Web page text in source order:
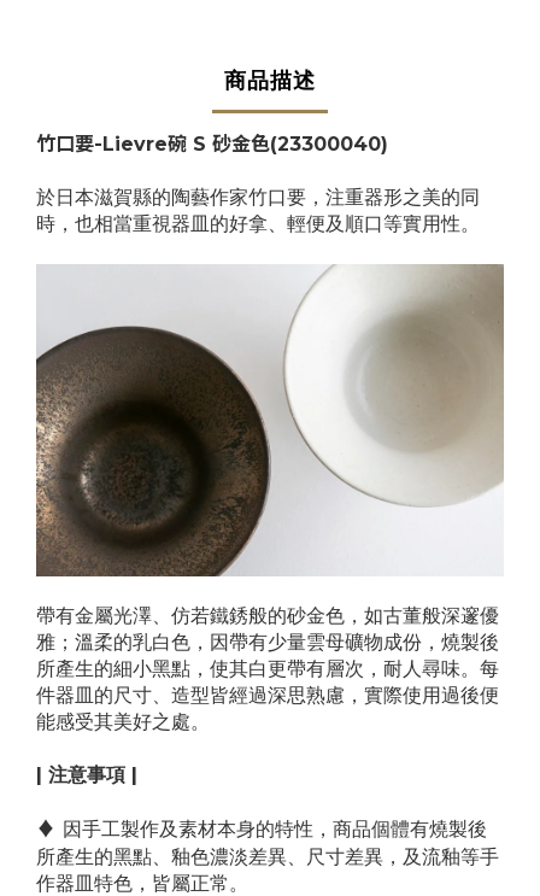
商品描述
竹口要-Lievre碗 S 砂金色(23300040)
於日本滋賀縣的陶藝作家竹口要，注重器形之美的同
時，也相當重視器皿的好拿、輕便及順口等實用性。
帶有金屬光澤、仿若鐵銹般的砂金色，如古董般深邃優
雅；溫柔的乳白色，因帶有少量雲母礦物成份，燒製後
所產生的細小黑點，使其白更帶有層次，耐人尋味。 每
件器皿的尺寸、造型皆經過深思熟慮 ， 實際使用過後便
能感受其美好之處。
| 注意事項 |
♦ 因手工製作及素材本身的特性，商品個體有燒製後
所產生的黑點、釉色濃淡差異、尺寸差異，及流釉等手
作器皿特色，皆屬正常。